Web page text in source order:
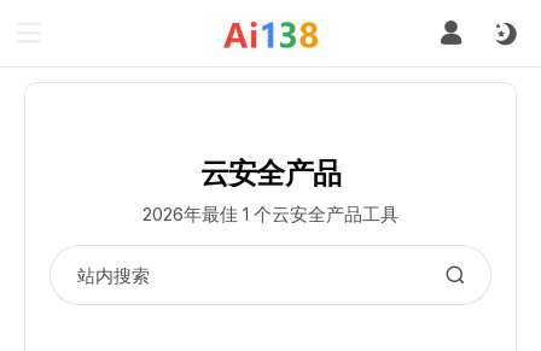
云安全产品
2026年最佳 1 个云安全产品工具